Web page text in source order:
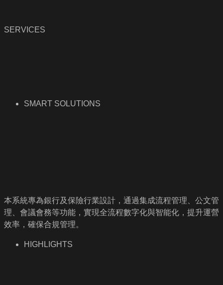
SERVICES
SMART SOLUTIONS
本系統專為銀行及保險行業設計，通過集成流程管理、公文管
理、會議會務等功能，實現全流程數字化與智能化，提升運營
效率，確保合規管理。
HIGHLIGHTS